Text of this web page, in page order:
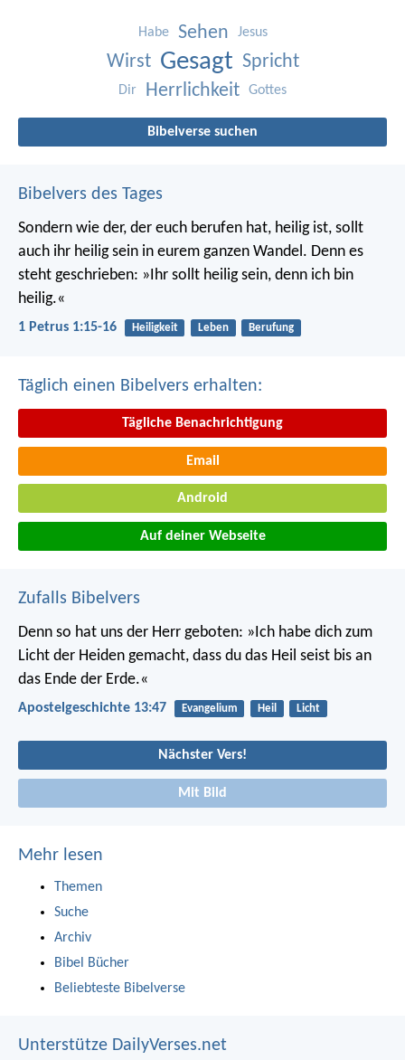
Habe Sehen Jesus
Wirst Gesagt Spricht
Dir Herrlichkeit Gottes
Bibelverse suchen
Bibelvers des Tages
Sondern wie der, der euch berufen hat, heilig ist, sollt
auch ihr heilig sein in eurem ganzen Wandel. Denn es
steht geschrieben: »Ihr sollt heilig sein, denn ich bin
heilig.«
1 Petrus 1:15-16 Heiligkeit Leben Berufung
Täglich einen Bibelvers erhalten:
Tägliche Benachrichtigung
Email
Android
Auf deiner Webseite
Zufalls Bibelvers
Denn so hat uns der Herr geboten: »Ich habe dich zum
Licht der Heiden gemacht, dass du das Heil seist bis an
das Ende der Erde.«
Apostelgeschichte 13:47 Evangelium Heil Licht
Nächster Vers!
Mit Bild
Mehr lesen
Themen
Suche
Archiv
Bibel Bücher
Beliebteste Bibelverse
Unterstütze DailyVerses.net